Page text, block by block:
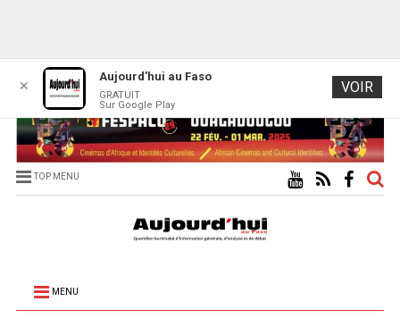
TOP MENU
MENU
✕
Aujourd'hui au Faso
GRATUIT
Sur Google Play
VOIR